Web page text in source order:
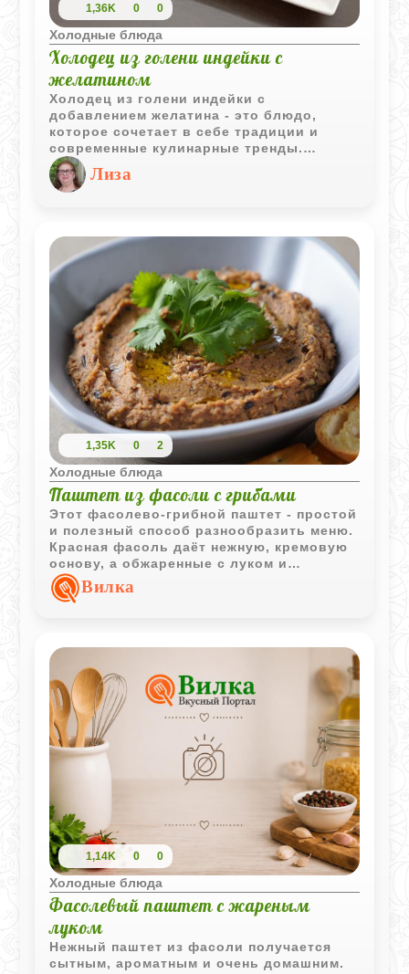
1,36K 0 0
Холодные блюда
Холодец из голени индейки с
желатином
Холодец из голени индейки с
добавлением желатина - это блюдо,
которое сочетает в себе традиции и
современные кулинарные тренды.
Использование желатина позволяет
сократить время приготовления,
сохраняя при этом классический вкус и
Лиза
1,35K 0 2
Холодные блюда
Паштет из фасоли с грибами
Этот фасолево‑грибной паштет - простой
и полезный способ разнообразить меню.
Красная фасоль даёт нежную, кремовую
основу, а обжаренные с луком и
чесноком грибы добавляют насыщенный
вкус и аромат. Немного кинзы и
текстурой. Паштет отлично подходит для
тостов, крекеров или лёгких перекусов и
прекрасно хранится в холодильнике,
становясь только вкуснее.
Вилка
1,14K 0 0
Холодные блюда
Фасолевый паштет с жареным
луком
Нежный паштет из фасоли получается
сытным, ароматным и очень домашним.